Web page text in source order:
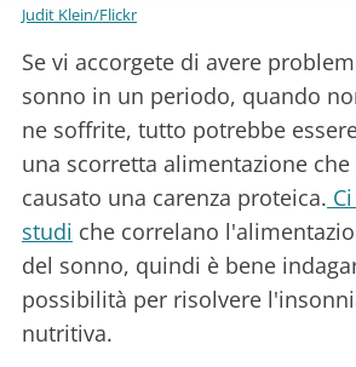
Judit Klein/Flickr
Se vi accorgete di avere
sonno in un periodo, quando
ne soffrite, tutto potrebbe
una scorretta alimentazione
causato una carenza proteica.
studi che correlano
del sonno, quindi è bene
possibilità per risolvere
nutritiva.